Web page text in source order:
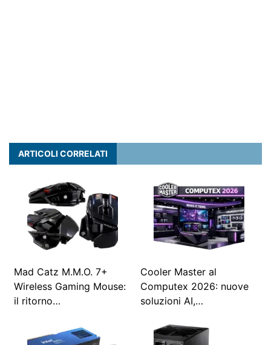
ARTICOLI CORRELATI
Mad Catz M.M.O. 7+
Wireless Gaming Mouse:
il ritorno…
Cooler Master al
Computex 2026: nuove
soluzioni AI,…